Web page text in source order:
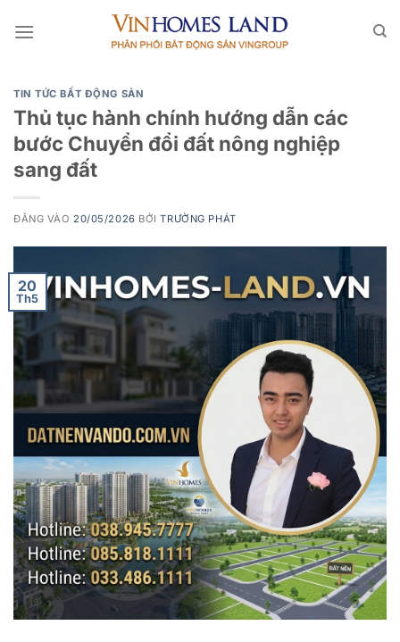
qua
TIN TỨC BẤT ĐỘNG SẢN
Thủ tục hành chính hướng dẫn các
bước Chuyển đổi đất nông nghiệp
sang đất
ĐĂNG VÀO 20/05/2026 BỞITRƯỜNG PHÁT
20
Th5